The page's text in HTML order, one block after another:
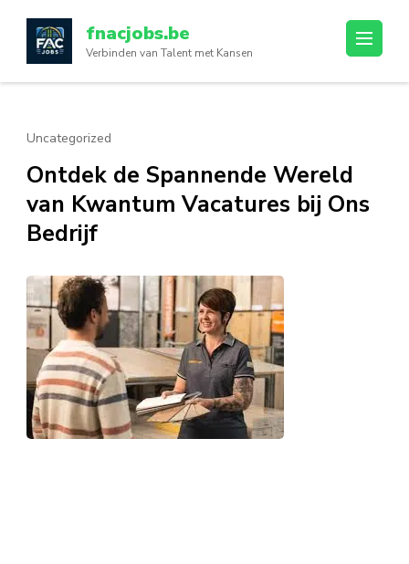
inhoud
(druk
enter)
fnacjobs.be
Verbinden van Talent met Kansen
Uncategorized
Ontdek de Spannende Wereld
van Kwantum Vacatures bij Ons
Bedrijf